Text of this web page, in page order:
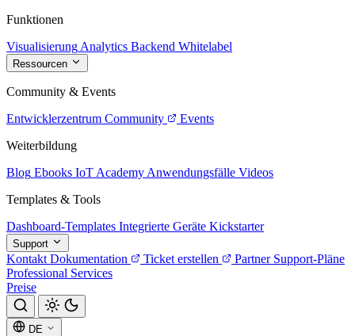
Funktionen
Visualisierung Analytics Backend Whitelabel
Ressourcen
Community & Events
Entwicklerzentrum Community
Events
Weiterbildung
Blog Ebooks IoT Academy Anwendungsfälle Videos
Templates & Tools
Dashboard-Templates Integrierte Geräte Kickstarter
Support
Kontakt Dokumentation Ticket erstellen Partner Support-Pläne
Professional Services
Preise
DE